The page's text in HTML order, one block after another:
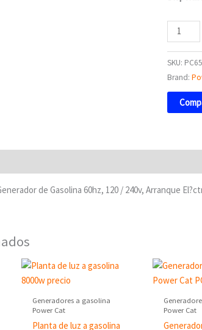
SKU:
Brand:
de Gasolina 60hz, 120 / 240v, Arranque
Generadores a gasolina
Power Cat
Planta de luz a gasolina
Power Cat